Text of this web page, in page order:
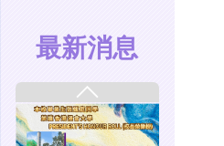
最新消息
星島日報 - 張沛松中學出戰
歐洲VEX機械人賽